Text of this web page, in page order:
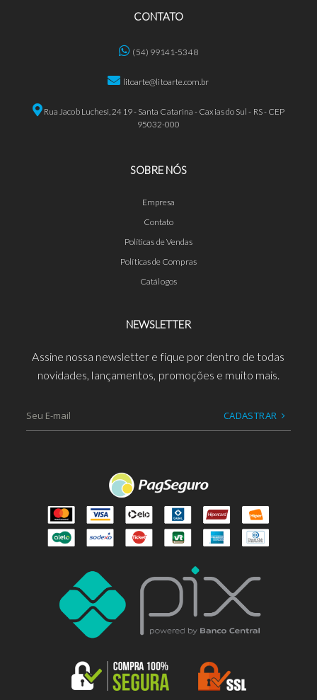
CONTATO
(54) 99141-5348
litoarte@litoarte.com.br
Rua Jacob Luchesi, 2419 - Santa Catarina - Caxias do Sul - RS - CEP
95032-000
SOBRE NÓS
Empresa
Contato
Políticas de Vendas
Políticas de Compras
Catálogos
NEWSLETTER
Assine nossa newsletter e fique por dentro de todas
novidades, lançamentos, promoções e muito mais.
CADASTRAR